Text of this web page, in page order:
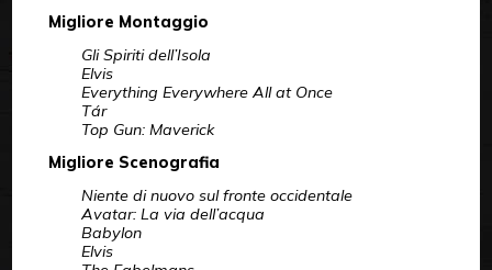
Migliore Montaggio
Gli Spiriti dell’Isola
Elvis
Everything Everywhere All at Once
Tár
Top Gun: Maverick
Migliore Scenografia
Niente di nuovo sul fronte occidentale
Avatar: La via dell’acqua
Babylon
Elvis